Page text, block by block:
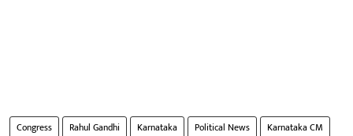
Congress Rahul Gandhi Karnataka Political News
Karnataka CM